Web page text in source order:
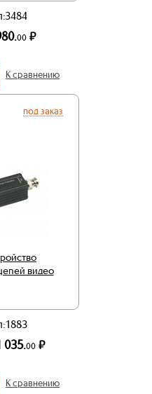
00 р.
К сравнению
под заказ
видео
035.00 р.
К сравнению